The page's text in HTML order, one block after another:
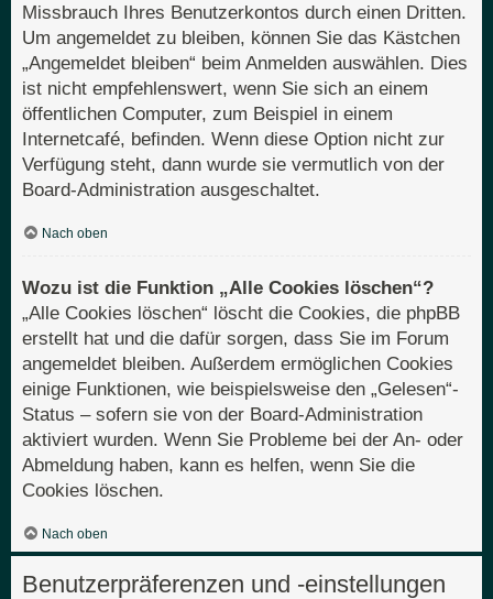
Missbrauch Ihres Benutzerkontos durch einen Dritten.
Um angemeldet zu bleiben, können Sie das Kästchen
„Angemeldet bleiben“ beim Anmelden auswählen. Dies
ist nicht empfehlenswert, wenn Sie sich an einem
öffentlichen Computer, zum Beispiel in einem
Internetcafé, befinden. Wenn diese Option nicht zur
Verfügung steht, dann wurde sie vermutlich von der
Board-Administration ausgeschaltet.
Nach oben
Wozu ist die Funktion „Alle Cookies löschen“?
„Alle Cookies löschen“ löscht die Cookies, die phpBB
erstellt hat und die dafür sorgen, dass Sie im Forum
angemeldet bleiben. Außerdem ermöglichen Cookies
einige Funktionen, wie beispielsweise den „Gelesen“-
Status – sofern sie von der Board-Administration
aktiviert wurden. Wenn Sie Probleme bei der An- oder
Abmeldung haben, kann es helfen, wenn Sie die
Cookies löschen.
Nach oben
Benutzerpräferenzen und -einstellungen